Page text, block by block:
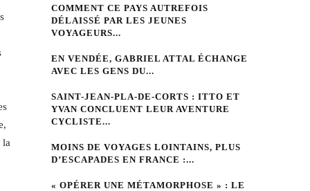
la
COMMENT CE PAYS AUTREFOIS
DÉLAISSÉ PAR LES JEUNES
VOYAGEURS...
EN VENDÉE, GABRIEL ATTAL ÉCHANGE
AVEC LES GENS DU...
SAINT-JEAN-PLA-DE-CORTS : ITTO ET
YVAN CONCLUENT LEUR AVENTURE
CYCLISTE...
MOINS DE VOYAGES LOINTAINS, PLUS
D’ESCAPADES EN FRANCE :...
« OPÉRER UNE MÉTAMORPHOSE » : LE